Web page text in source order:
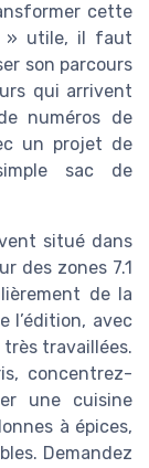
cette
» utile, il faut
son parcours
qui arrivent
numéros de
un projet de
sac de
situé dans
des zones 7.1
de la
l’édition, avec
travaillées.
concentrez-
une cuisine
à épices,
Demandez